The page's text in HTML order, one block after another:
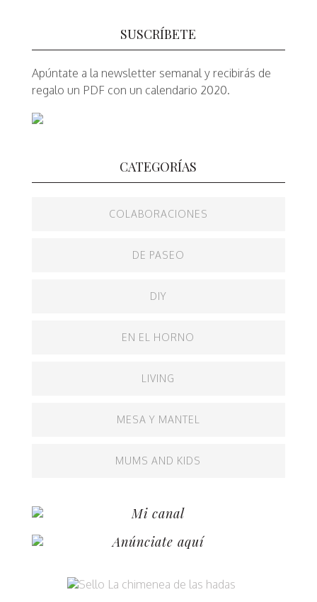
i
ó
n
d
e
SUSCRÍBETE
Apúntate a la newsletter semanal y recibirás de
regalo un PDF con un calendario 2020.
CATEGORÍAS
COLABORACIONES
DE PASEO
DIY
EN EL HORNO
LIVING
MESA Y MANTEL
MUMS AND KIDS
Mi canal
Anúnciate aquí